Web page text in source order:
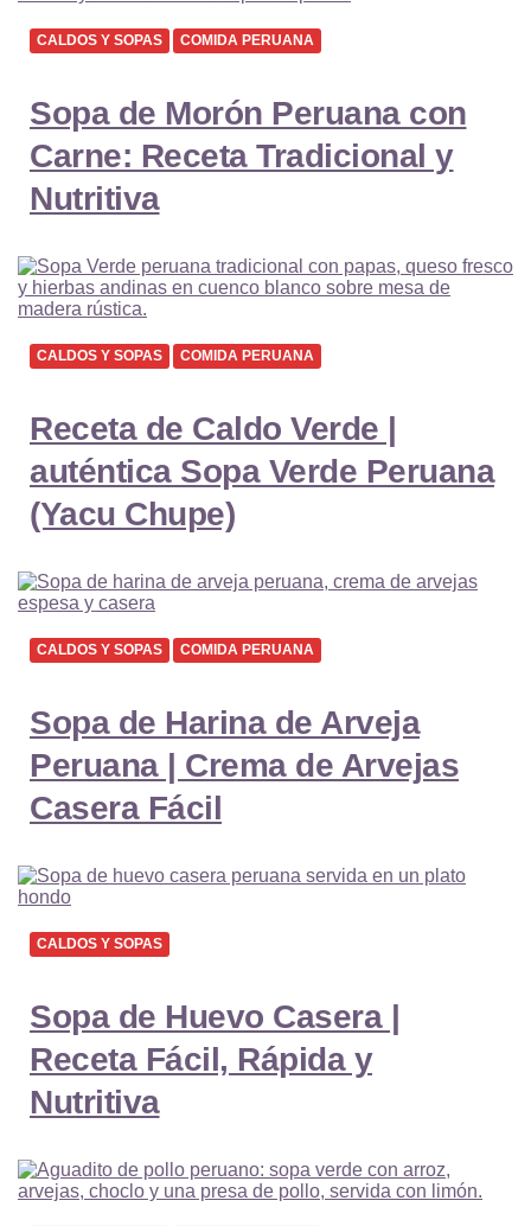
CALDOS Y SOPAS COMIDA PERUANA
Sopa de Morón Peruana con
Carne: Receta Tradicional y
Nutritiva
CALDOS Y SOPAS COMIDA PERUANA
Receta de Caldo Verde |
auténtica Sopa Verde Peruana
(Yacu Chupe)
CALDOS Y SOPAS COMIDA PERUANA
Sopa de Harina de Arveja
Peruana | Crema de Arvejas
Casera Fácil
CALDOS Y SOPAS
Sopa de Huevo Casera |
Receta Fácil, Rápida y
Nutritiva